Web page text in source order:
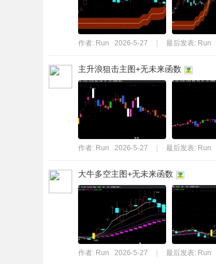
作者: Run 2026-5-27 最后发表: Run
主升浪狙击主图+无未来函数
作者: Run 2026-5-27 最后发表: Run
大牛多空主图+无未来函数
作者: Run 2026-5-27 最后发表: Run